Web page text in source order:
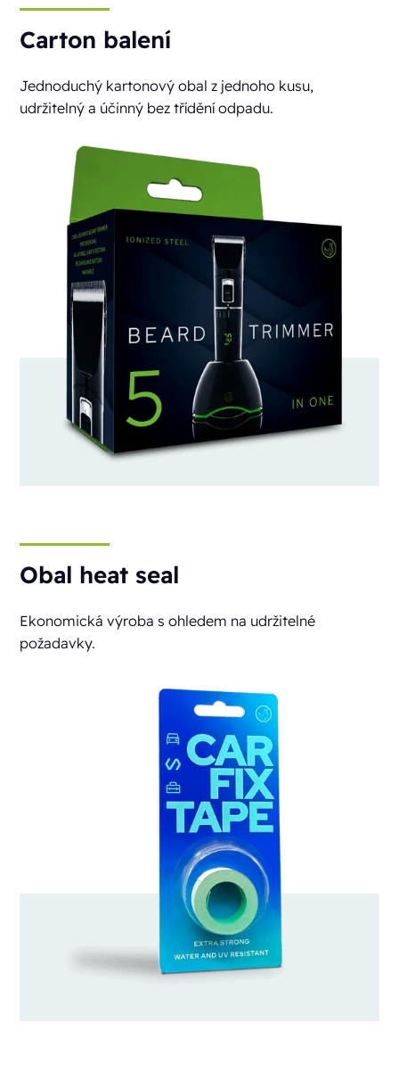
Carton balení
Jednoduchý kartonový obal z jednoho kusu,
udržitelný a účinný bez třídění odpadu.
Obal heat seal
Ekonomická výroba s ohledem na udržitelné
požadavky.